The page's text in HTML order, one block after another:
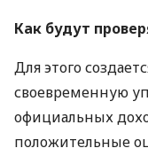
Как будут
Для этого
своевременную
официальных
положительные